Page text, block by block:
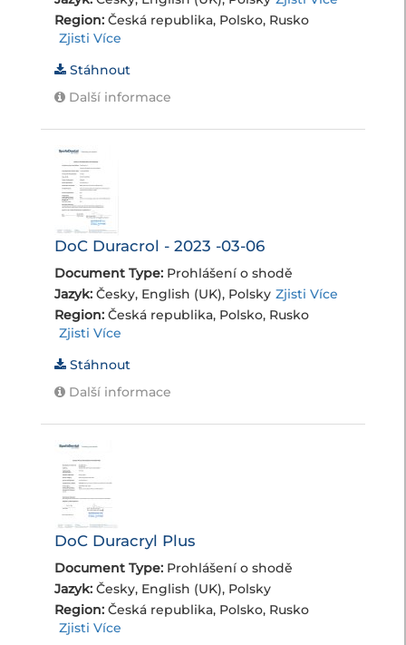
Region: Česká republika, Polsko, Rusko
Zjisti Více
Stáhnout
Další informace
DoC Duracrol - 2023 -03-06
Document Type: Prohlášení o shodě
Jazyk: Česky, English (UK), Polsky Zjisti Více
Region: Česká republika, Polsko, Rusko
Zjisti Více
Stáhnout
Další informace
DoC Duracryl Plus
Document Type: Prohlášení o shodě
Jazyk: Česky, English (UK), Polsky
Region: Česká republika, Polsko, Rusko
Zjisti Více